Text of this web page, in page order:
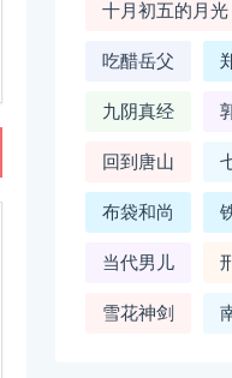
十月初五的月光
吃醋岳父
九阴真经
回到唐山
布袋和尚
当代男儿
雪花神剑